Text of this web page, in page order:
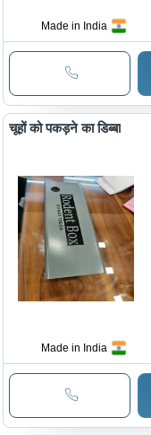
Made in India
Made in India
चूहों को पकड़ने का डिब्बा